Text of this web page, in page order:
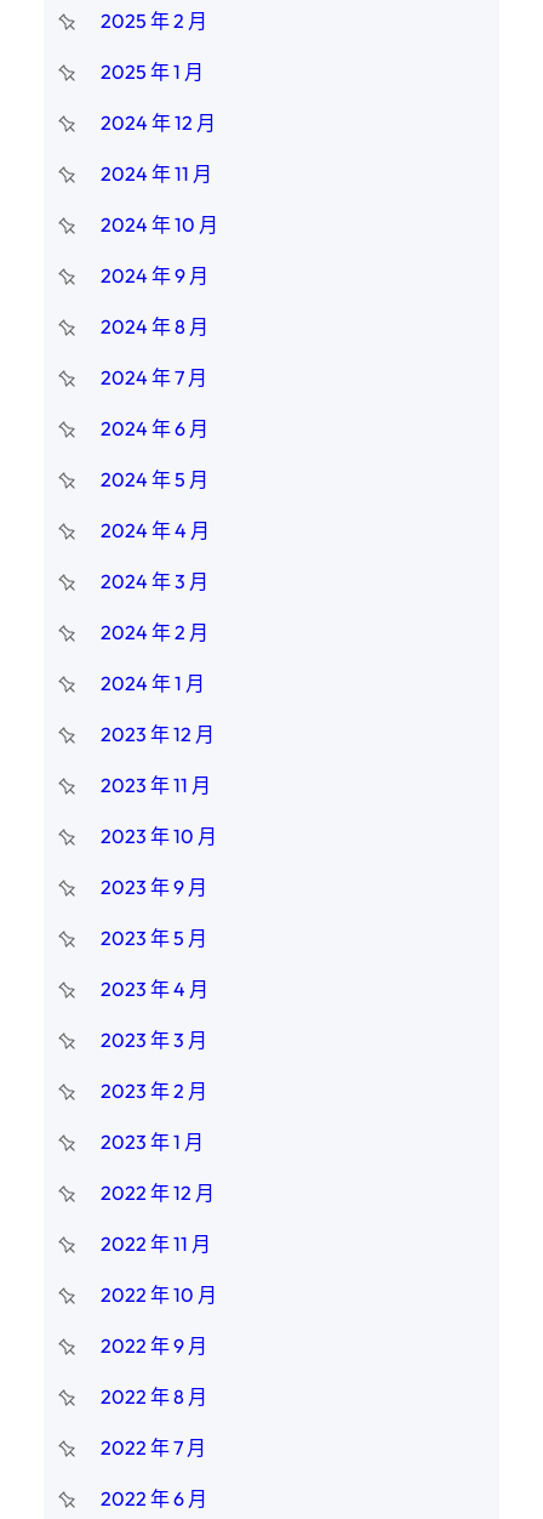
2025 年 2 月
2025 年 1 月
2024 年 12 月
2024 年 11 月
2024 年 10 月
2024 年 9 月
2024 年 8 月
2024 年 7 月
2024 年 6 月
2024 年 5 月
2024 年 4 月
2024 年 3 月
2024 年 2 月
2024 年 1 月
2023 年 12 月
2023 年 11 月
2023 年 10 月
2023 年 9 月
2023 年 5 月
2023 年 4 月
2023 年 3 月
2023 年 2 月
2023 年 1 月
2022 年 12 月
2022 年 11 月
2022 年 10 月
2022 年 9 月
2022 年 8 月
2022 年 7 月
2022 年 6 月